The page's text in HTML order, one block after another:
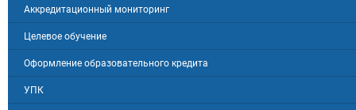
Аккредитационный мониторинг
Целевое обучение
Оформление образовательного кредита
УПК